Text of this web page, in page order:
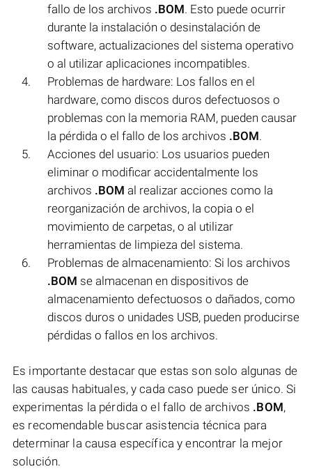
fallo de los archivos .BOM. Esto puede ocurrir
durante la instalación o desinstalación de
software, actualizaciones del sistema operativo
o al utilizar aplicaciones incompatibles.
Problemas de hardware: Los fallos en el
hardware, como discos duros defectuosos o
problemas con la memoria RAM, pueden causar
la pérdida o el fallo de los archivos .BOM.
Acciones del usuario: Los usuarios pueden
eliminar o modificar accidentalmente los
archivos .BOM al realizar acciones como la
reorganización de archivos, la copia o el
movimiento de carpetas, o al utilizar
herramientas de limpieza del sistema.
Problemas de almacenamiento: Si los archivos
.BOM se almacenan en dispositivos de
almacenamiento defectuosos o dañados, como
discos duros o unidades USB, pueden producirse
pérdidas o fallos en los archivos.
Es importante destacar que estas son solo algunas de
las causas habituales, y cada caso puede ser único. Si
experimentas la pérdida o el fallo de archivos .BOM,
es recomendable buscar asistencia técnica para
determinar la causa específica y encontrar la mejor
solución.